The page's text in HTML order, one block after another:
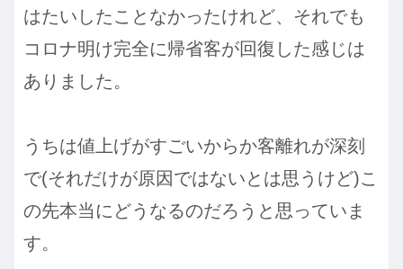
はたいしたことなかったけれど、それでも
コロナ明け完全に帰省客が回復した感じは
ありました。
うちは値上げがすごいからか客離れが深刻
で(それだけが原因ではないとは思うけど)こ
の先本当にどうなるのだろうと思っていま
す。